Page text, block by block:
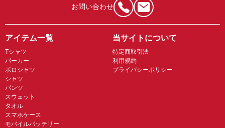
お問い合わせ
アイテム一覧
Tシャツ
パーカー
ポロシャツ
シャツ
パンツ
スウェット
タオル
スマホケース
モバイルバッテリー
当サイトについて
特定商取引法
利用規約
プライバシーポリシー